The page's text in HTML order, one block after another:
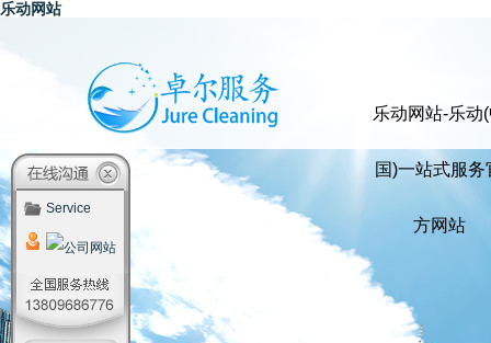
Service
乐动网站
乐动网站-乐动
国)一站式服务
方网站